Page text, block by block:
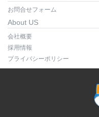
お問合せフォーム
About US
会社概要
採用情報
プライバシーポリシー